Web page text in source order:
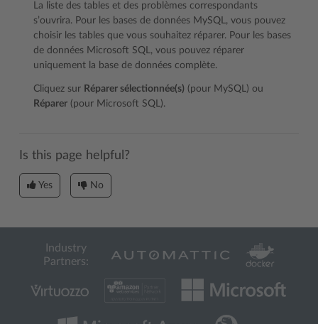
La liste des tables et des problèmes correspondants
s’ouvrira. Pour les bases de données MySQL, vous pouvez
choisir les tables que vous souhaitez réparer. Pour les bases
de données Microsoft SQL, vous pouvez réparer
uniquement la base de données complète.
Cliquez sur Réparer sélectionnée(s) (pour MySQL) ou
Réparer (pour Microsoft SQL).
Is this page helpful?
Yes No
Industry
Partners: